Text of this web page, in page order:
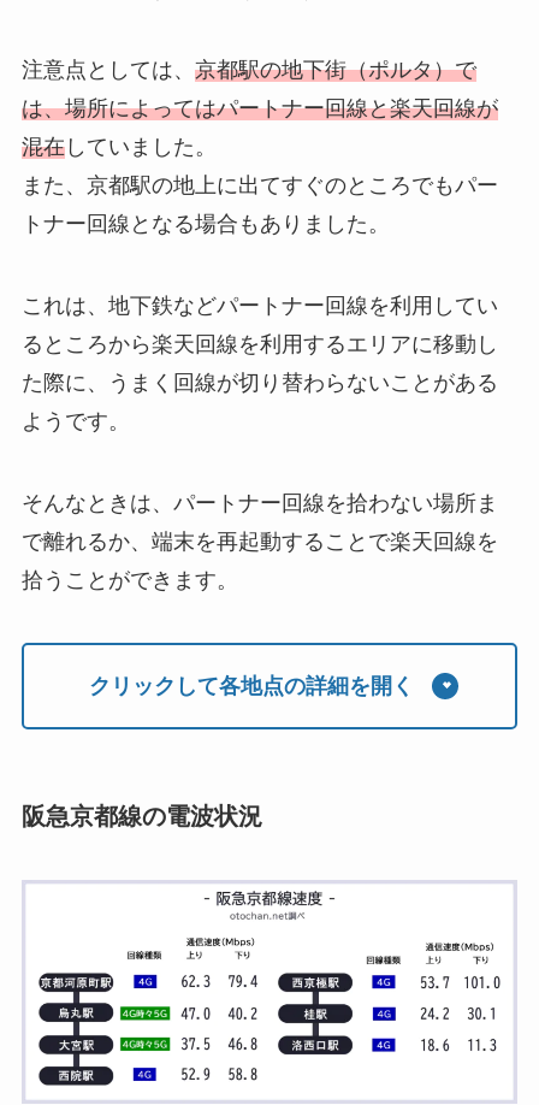
注意点としては、 京都駅の地下街（ポルタ）で
は、場所によってはパートナー回線と楽天回線が
混在していました。
また、京都駅の地上に出てすぐのところでもパー
トナー回線となる場合もありました。
これは、地下鉄などパートナー回線を利用してい
るところから楽天回線を利用するエリアに移動し
た際に、うまく回線が切り替わらないことがある
ようです。
そんなときは、パートナー回線を拾わない場所ま
で離れるか、端末を再起動することで楽天回線を
拾うことができます。
クリックして各地点の詳細を開く
阪急京都線の電波状況